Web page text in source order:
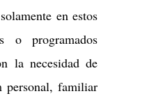
en estos
o programados
la necesidad de
personal, familiar